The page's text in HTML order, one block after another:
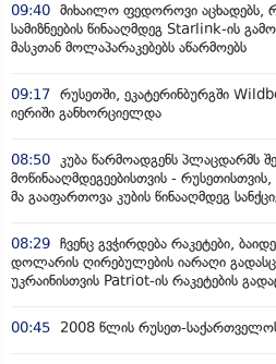
09:40 მიხაილო ფედოროვი აცხადებს,
სამიზნეების წინააღმდეგ Starlink-ის
მასკთან მოლაპარაკებებს აწარმოებს
09:17 რუსეთში, ეკატერინბურგში
იერიში განხორციელდა
08:50
კუბა წარმოადგენს პლაცდარმს
მოწინააღმდეგეებისთვის -
მა გააფართოვა კუბის წინააღმდეგ
08:29 ჩვენც გვჭირდება რაკეტები,
დოლარის ღირებულების იარაღი
უკრაინისთვის Patriot-ის რაკეტების
00:45 2008 წლის რუსეთ-